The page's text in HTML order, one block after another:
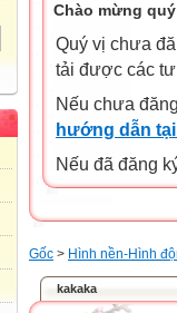
Chào mừng
Quý vị chưa
tải được các
Nếu chưa
hướng dẫn
Nếu đã đăng
Gốc > Hình nền-Hình
kakaka